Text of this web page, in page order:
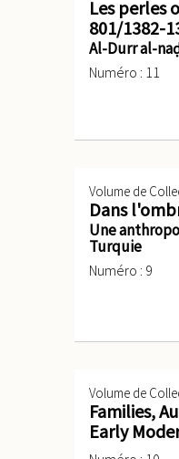
Les perles
801/1382-
Al-Durr al-
Numéro : 11
Volume de
Dans
Une
Turquie
Numéro : 9
Volume de
Families,
Early